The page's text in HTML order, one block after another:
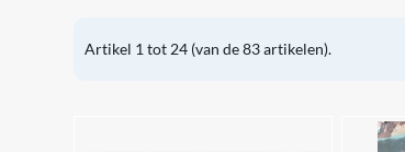
Artikel 1 tot 24 (van de83artikelen).